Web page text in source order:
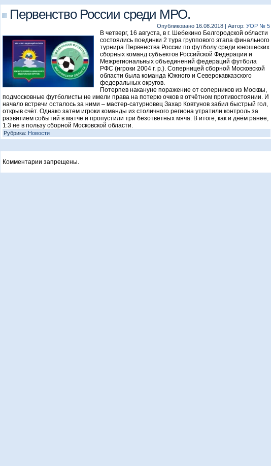
Первенство России среди МРО.
Опубликовано 16.08.2018 | Автор: УОР № 5
В четверг, 16 августа, в г. Шебекино Белгородской области
состоялись поединки 2 тура группового этапа финального
турнира Первенства России по футболу среди юношеских
сборных команд субъектов Российской Федерации и
Межрегиональных объединений федераций футбола
РФС (игроки 2004 г. р.). Соперницей сборной Московской
области была команда Южного и Северокавказского
федеральных округов.
Потерпев накануне поражение от соперников из Москвы,
подмосковные футболисты не имели права на потерю очков в отчётном противостоянии. И
начало встречи осталось за ними – мастер-сатурновец Захар Ковтунов забил быстрый гол,
открыв счёт. Однако затем игроки команды из столичного региона утратили контроль за
развитием событий в матче и пропустили три безответных мяча. В итоге, как и днём ранее,
1:3 не в пользу сборной Московской области.
Рубрика: Новости
Комментарии запрещены.